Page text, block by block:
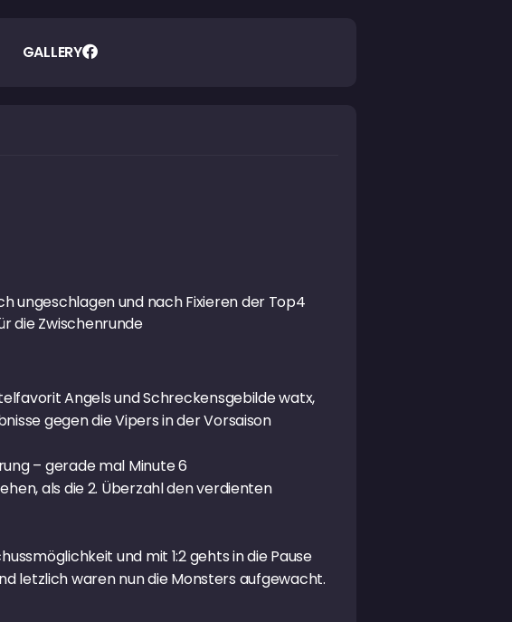
GALLERY
ungeschlagen und nach Fixieren der Top4
die Zwischenrunde
Angels und Schreckensgebilde watx,
gegen die Vipers in der Vorsaison
– gerade mal Minute 6
als die 2. Überzahl den verdienten
und mit 1:2 gehts in die Pause
letzlich waren nun die Monsters aufgewacht.